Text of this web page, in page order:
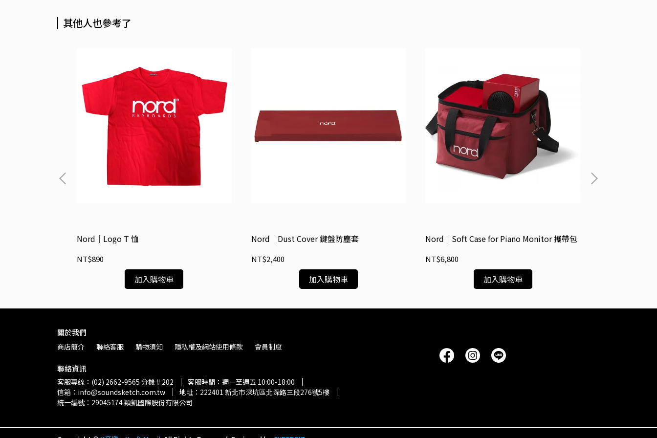
其他人也參考了
Nord｜Logo T 恤
NT$890
加入購物車
Nord｜Dust Cover 鍵盤防塵套
NT$2,400
加入購物車
Nord｜Soft Case for Piano Monitor 攜帶包
NT$6,800
加入購物車
關於我們
商店簡介 聯絡客服 購物須知 隱私權及網站使用條款 會員制度
聯絡資訊
客服專線：(02) 2662-9565 分機＃202
客服時間：週一至週五 10:00-18:00
信箱：info@soundsketch.com.tw
地址：222401 新北市深坑區北深路三段276號5樓
統一編號：29045174 穎凱國際股份有限公司